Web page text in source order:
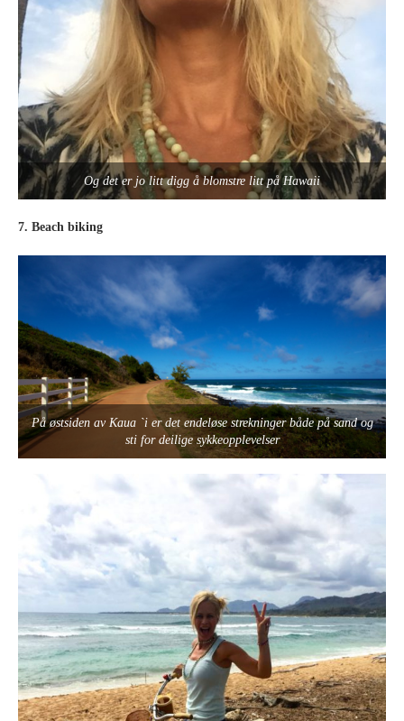
Og det er jo litt digg å blomstre litt på Hawaii
7. Beach biking
På østsiden av Kaua `i er det endeløse strekninger både på sand og
sti for deilige sykkeopplevelser